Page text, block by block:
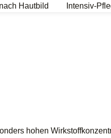
Hautbild Intensiv-
hohen